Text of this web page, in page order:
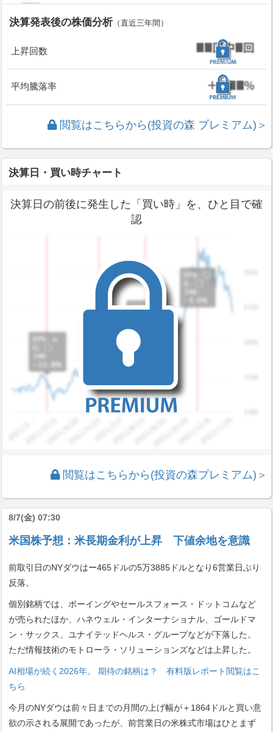
決算発表後の株価分析（直近三年間）
上昇回数
平均騰落率
閲覧はこちらから(投資の森 プレミアム)＞
決算日・買い時チャート
決算日の前後に発生した「買い時」を、ひと目で確
認
閲覧はこちらから(投資の森プレミアム)＞
8/7(金) 07:30
米国株予想：米長期金利が上昇 下値余地を意識
前取引日のNYダウはー465ドルの5万3885ドルとなり6営業日ぶり
反落。
個別銘柄では、ボーイングやセールスフォース・ドットコムなど
が売られたほか、ハネウェル・インターナショナル、ゴールドマ
ン・サックス、ユナイテッドヘルス・グループなどが下落した。
ただ情報技術のモトローラ・ソリューションズなどは上昇した。
AI相場が続く2026年。 期待の銘柄は？ 有料版レポート閲覧はこ
ちら
今月のNYダウは前々日までの月間の上げ幅が＋1864ドルと買い意
欲の示される展開であったが、前営業日の米株式市場はひとまず